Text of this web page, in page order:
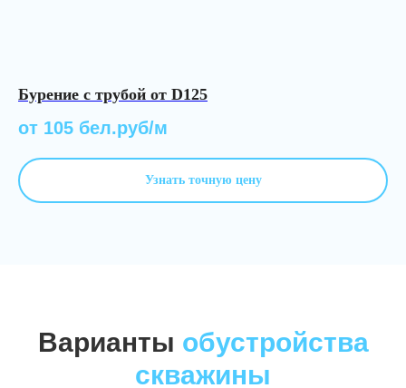
Бурение с трубой от D125
от 105 бел.руб/м
Узнать точную цену
Варианты обустройства
скважины